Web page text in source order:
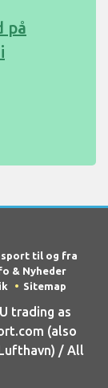
på
til og fra
& Nyheder
Sitemap
trading as
(also
/ All